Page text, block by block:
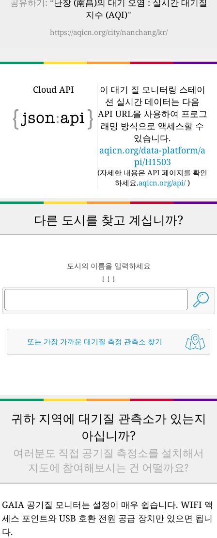
지수 (AQI)”
https://aqicn.org/city/nanchang/kr/
Cloud API
이 대기 질 모니터링 스테이
션 실시간 데이터는 다음
API URL을 사용하여 프로그
래밍 방식으로 액세스할 수
있습니다.
aqicn.org/data-platform/a
pi/H1503
(자세한 내용은 API 페이지를 확인
하세요.aqicn.org/api/ )
다른 도시를 찾고 계십니까?
도시의 이름을 입력하세요
↓ ↓ ↓
또는 가장 가까운 대기질 측정 관측소 찾기
귀하 지역에 대기질 관측소가 있는지
아십니까?
여러분도 직접 공기질 측정소를 설치해서
지도에 참여해보시는 건 어떨까요?
GAIA 공기질 모니터는 설정이 매우 쉽습니다. WIFI 액
세스 포인트와 USB 호환 전원 공급 장치만 있으면 됩니
다.